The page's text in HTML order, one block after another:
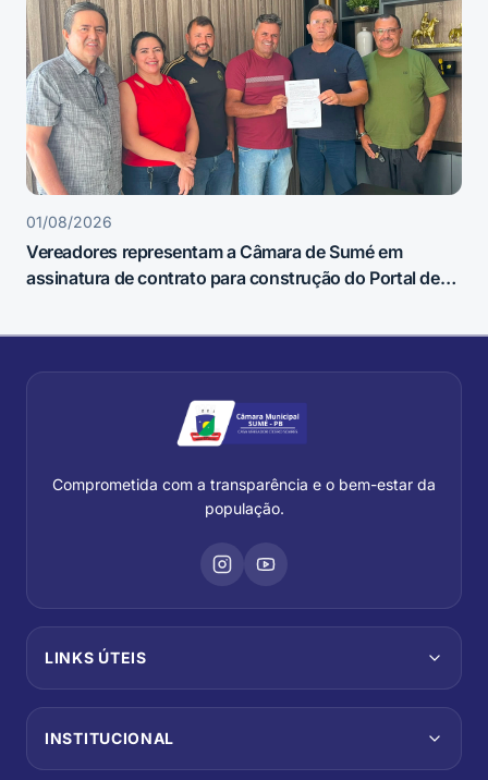
01/08/2026
Vereadores representam a Câmara de Sumé em
assinatura de contrato para construção do Portal de
Comprometida com a transparência e o bem-estar da
população.
LINKS ÚTEIS
INSTITUCIONAL